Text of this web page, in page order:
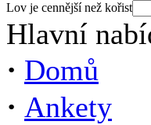
Lov je cennější než kořist
Hlavní
· Domů
· Ankety